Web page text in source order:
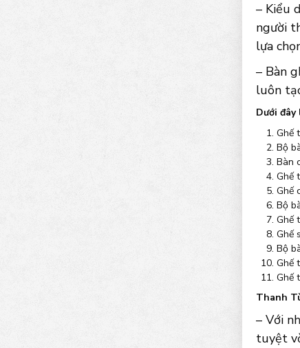
– Kiểu
người
lựa
– Bàn
luôn
Dưới
Ghế
Bộ
Bàn
Ghế
Ghế
Bộ
Ghế
Ghế
Bộ
Ghế
Ghế
Thanh
– Với
tuyệt